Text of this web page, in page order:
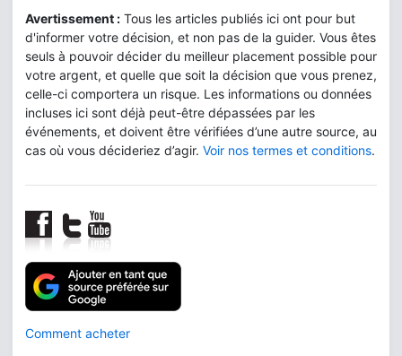
Avertissement : Tous les articles publiés ici ont pour but
d'informer votre décision, et non pas de la guider. Vous êtes
seuls à pouvoir décider du meilleur placement possible pour
votre argent, et quelle que soit la décision que vous prenez,
celle-ci comportera un risque. Les informations ou données
incluses ici sont déjà peut-être dépassées par les
événements, et doivent être vérifiées d’une autre source, au
cas où vous décideriez d’agir. Voir nos termes et conditions.
Comment acheter